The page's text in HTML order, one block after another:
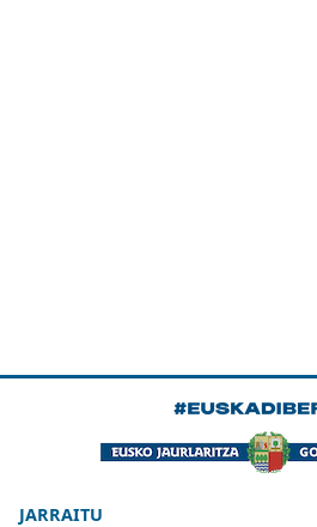
JARRAITU